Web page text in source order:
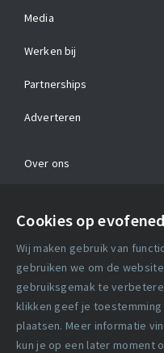
Cookies op
Wij maken gebruik van
gebruiken we om de
gebruiksgemak te
klikken geef je
plaatsen. Meer informatie
kun je op een later moment
Media
Werken bij
Partnerships
Adverteren
Over ons
Algemene voorwaarden
Cookie verklaring
Copyright statement
Lidmaatschapsvoorwaarden